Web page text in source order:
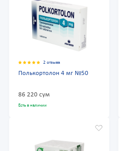
2 отзыва
Полькортолон 4 мг №50
86 220 сум
Есть в наличии